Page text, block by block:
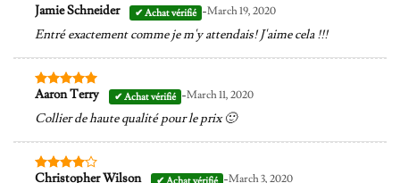
Note5sur
Jamie Schneider -March 19, 2020
Entré exactement comme je m'y attendais! J'aime cela !!!
Note5sur
Aaron Terry -March 11, 2020
Collier de haute qualité pour le prix 🙂
Note4
Christopher Wilson -March 3, 2020